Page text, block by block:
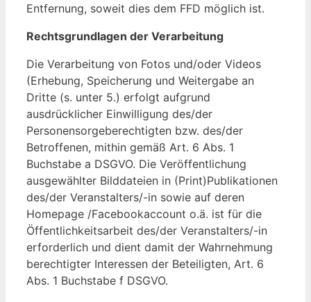
Entfernung, soweit dies dem FFD möglich ist.
Rechtsgrundlagen der Verarbeitung
Die Verarbeitung von Fotos und/oder Videos
(Erhebung, Speicherung und Weitergabe an
Dritte (s. unter 5.) erfolgt aufgrund
ausdrücklicher Einwilligung des/der
Personensorgeberechtigten bzw. des/der
Betroffenen, mithin gemäß Art. 6 Abs. 1
Buchstabe a DSGVO. Die Veröffentlichung
ausgewählter Bilddateien in (Print)Publikationen
des/der Veranstalters/-in sowie auf deren
Homepage /Facebookaccount o.ä. ist für die
Öffentlichkeitsarbeit des/der Veranstalters/-in
erforderlich und dient damit der Wahrnehmung
berechtigter Interessen der Beteiligten, Art. 6
Abs. 1 Buchstabe f DSGVO.